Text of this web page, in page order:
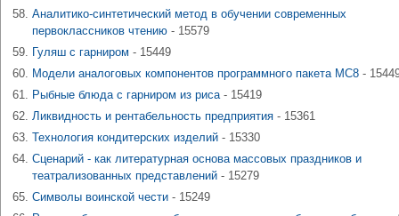
Аналитико-синтетический метод в обучении современных
первоклассников чтению - 15579
Гуляш с гарниром - 15449
Модели аналоговых компонентов программного пакета MC8 -
Рыбные блюда с гарниром из риса- 15419
Ликвидность и рентабельность предприятия - 15361
Технология кондитерских изделий - 15330
Сценарий - как литературная основа массовых праздников и
театрализованных представлений - 15279
Символы воинской чести - 15249